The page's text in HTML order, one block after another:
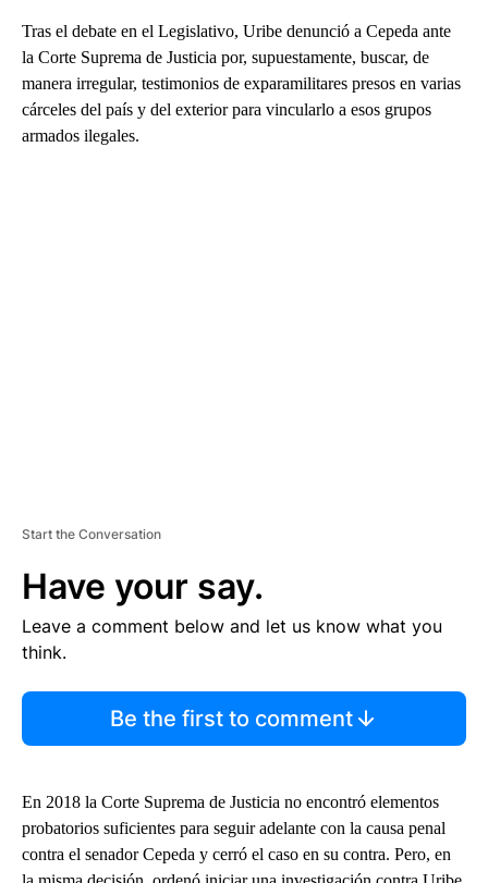
Tras el debate en el Legislativo, Uribe denunció a Cepeda ante
la Corte Suprema de Justicia por, supuestamente, buscar, de
manera irregular, testimonios de exparamilitares presos en varias
cárceles del país y del exterior para vincularlo a esos grupos
armados ilegales.
Start the Conversation
Have your say.
Leave a comment below and let us know what you
think.
Be the first to comment
En 2018 la Corte Suprema de Justicia no encontró elementos
probatorios suficientes para seguir adelante con la causa penal
contra el senador Cepeda y cerró el caso en su contra. Pero, en